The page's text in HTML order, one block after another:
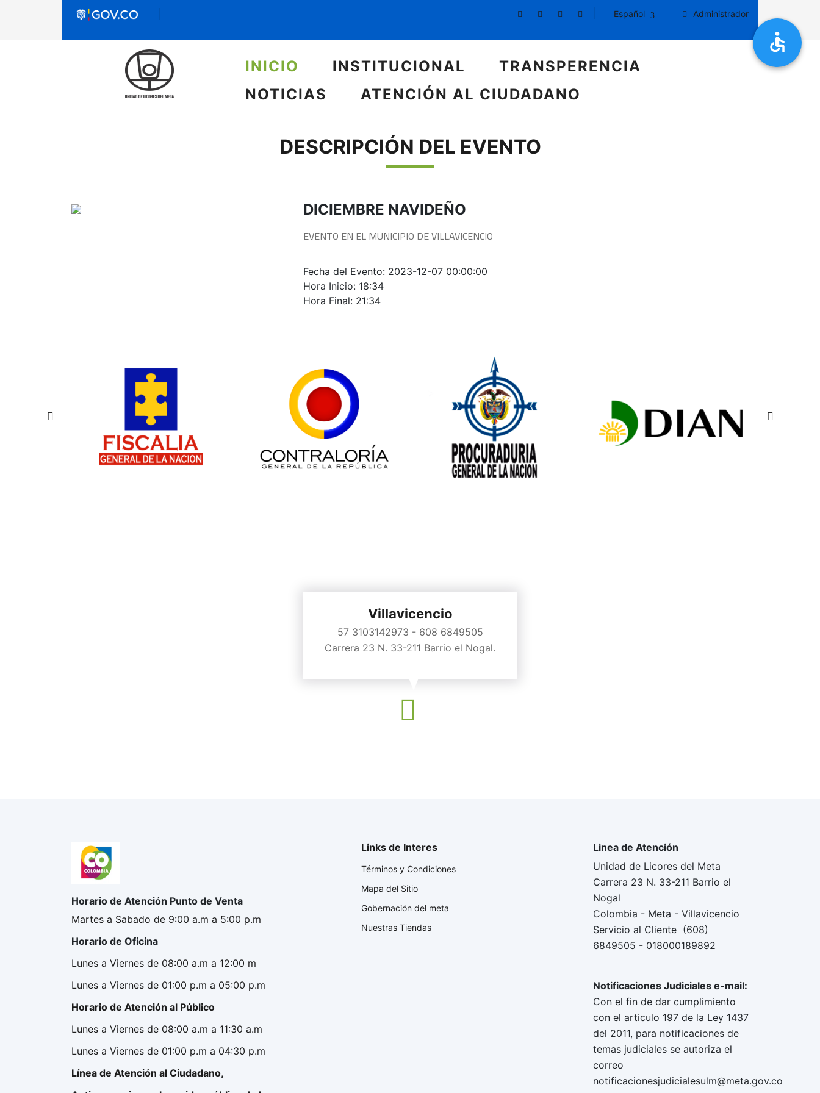
Español Administrador
INICIO INSTITUCIONAL
TRANSPERENCIA
NOTICIAS
ATENCIÓN AL CIUDADANO
DESCRIPCIÓN DEL EVENTO
DICIEMBRE NAVIDEÑO
EVENTO EN EL MUNICIPIO DE VILLAVICENCIO
Fecha del Evento: 2023-12-07 00:00:00
Hora Inicio: 18:34
Hora Final: 21:34
Villavicencio
57 3103142973 - 608 6849505
Carrera 23 N. 33-211 Barrio el Nogal.
Horario de Atención Punto de Venta
Martes a Sabado de 9:00 a.m a 5:00 p.m
Horario de Oficina
Lunes a Viernes de 08:00 a.m a 12:00 m
Lunes a Viernes de 01:00 p.m a 05:00 p.m
Horario de Atención al Público
Lunes a Viernes de 08:00 a.m a 11:30 a.m
Lunes a Viernes de 01:00 p.m a 04:30 p.m
Línea de Atención al Ciudadano,
Links de Interes
Términos y Condiciones
Mapa del Sitio
Gobernación del meta
Nuestras Tiendas
Linea de Atención
Unidad de Licores del Meta
Carrera 23 N. 33-211 Barrio el
Nogal
Colombia - Meta - Villavicencio
Servicio al Cliente (608)
6849505 - 018000189892
Notificaciones Judiciales e-mail:
Con el fin de dar cumplimiento
con el articulo 197 de la Ley 1437
del 2011, para notificaciones de
temas judiciales se autoriza el
correo
notificacionesjudicialesulm@meta.gov.co